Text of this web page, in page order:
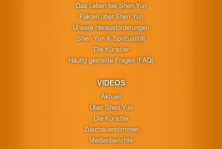
Das Leben bei Shen Yun
Fakten über Shen Yun
Unsere Herausforderungen
Shen Yun & Spiritualität
Die Künstler
Häufig gestellte Fragen (FAQ)
VIDEOS
Aktuell
Über Shen Yun
Die Künstler
Zuschauerstimmen
Medienberichte